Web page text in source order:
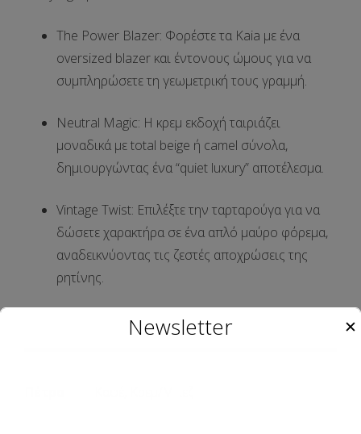
The Power Blazer: Φορέστε τα Kaia με ένα
oversized blazer και έντονους ώμους για να
συμπληρώσετε τη γεωμετρική τους γραμμή.
Neutral Magic: Η κρεμ εκδοχή ταιριάζει
μοναδικά με total beige ή camel σύνολα,
δημιουργώντας ένα “quiet luxury” αποτέλεσμα.
Vintage Twist: Επιλέξτε την ταρταρούγα για να
δώσετε χαρακτήρα σε ένα απλό μαύρο φόρεμα,
αναδεικνύοντας τις ζεστές αποχρώσεις της
ρητίνης.
Newsletter ✕